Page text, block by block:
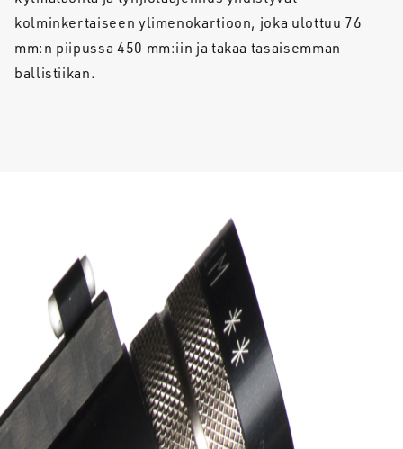
kolminkertaiseen ylimenokartioon, joka ulottuu 76
mm:n piipussa 450 mm:iin ja takaa tasaisemman
ballistiikan.